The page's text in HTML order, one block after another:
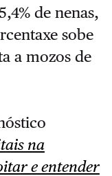
de nenas,
sobe
a mozos de
na
e entender